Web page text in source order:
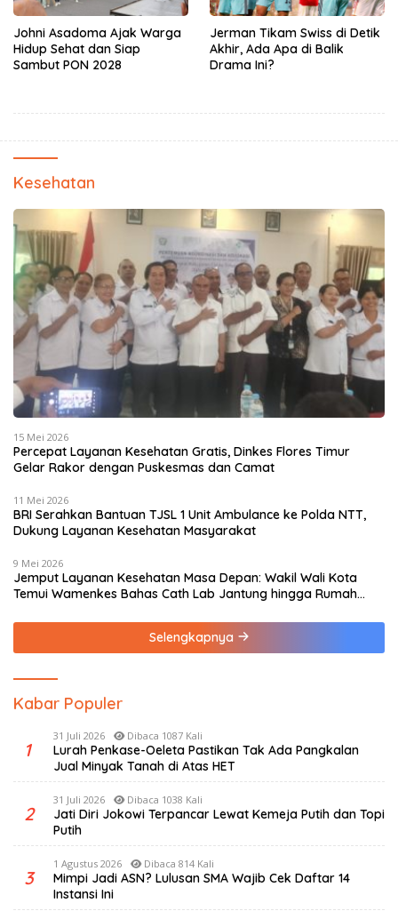
Johni Asadoma Ajak Warga
Hidup Sehat dan Siap
Sambut PON 2028
Jerman Tikam Swiss di Detik
Akhir, Ada Apa di Balik
Drama Ini?
Kesehatan
15 Mei 2026
Percepat Layanan Kesehatan Gratis, Dinkes Flores Timur
Gelar Rakor dengan Puskesmas dan Camat
11 Mei 2026
BRI Serahkan Bantuan TJSL 1 Unit Ambulance ke Polda NTT,
Dukung Layanan Kesehatan Masyarakat
9 Mei 2026
Jemput Layanan Kesehatan Masa Depan: Wakil Wali Kota
Temui Wamenkes Bahas Cath Lab Jantung hingga Rumah
Selengkapnya
Kabar Populer
1
31 Juli 2026 Dibaca 1087 Kali
Lurah Penkase-Oeleta Pastikan Tak Ada Pangkalan
Jual Minyak Tanah di Atas HET
2
31 Juli 2026 Dibaca 1038 Kali
Jati Diri Jokowi Terpancar Lewat Kemeja Putih dan Topi
Putih
3
1 Agustus 2026 Dibaca 814 Kali
Mimpi Jadi ASN? Lulusan SMA Wajib Cek Daftar 14
Instansi Ini